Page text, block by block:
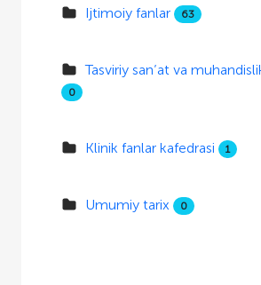
Ijtimoiy fanlar 63
Tasviriy san’at va
0
Klinik fanlar kafedrasi 1
Umumiy tarix 0